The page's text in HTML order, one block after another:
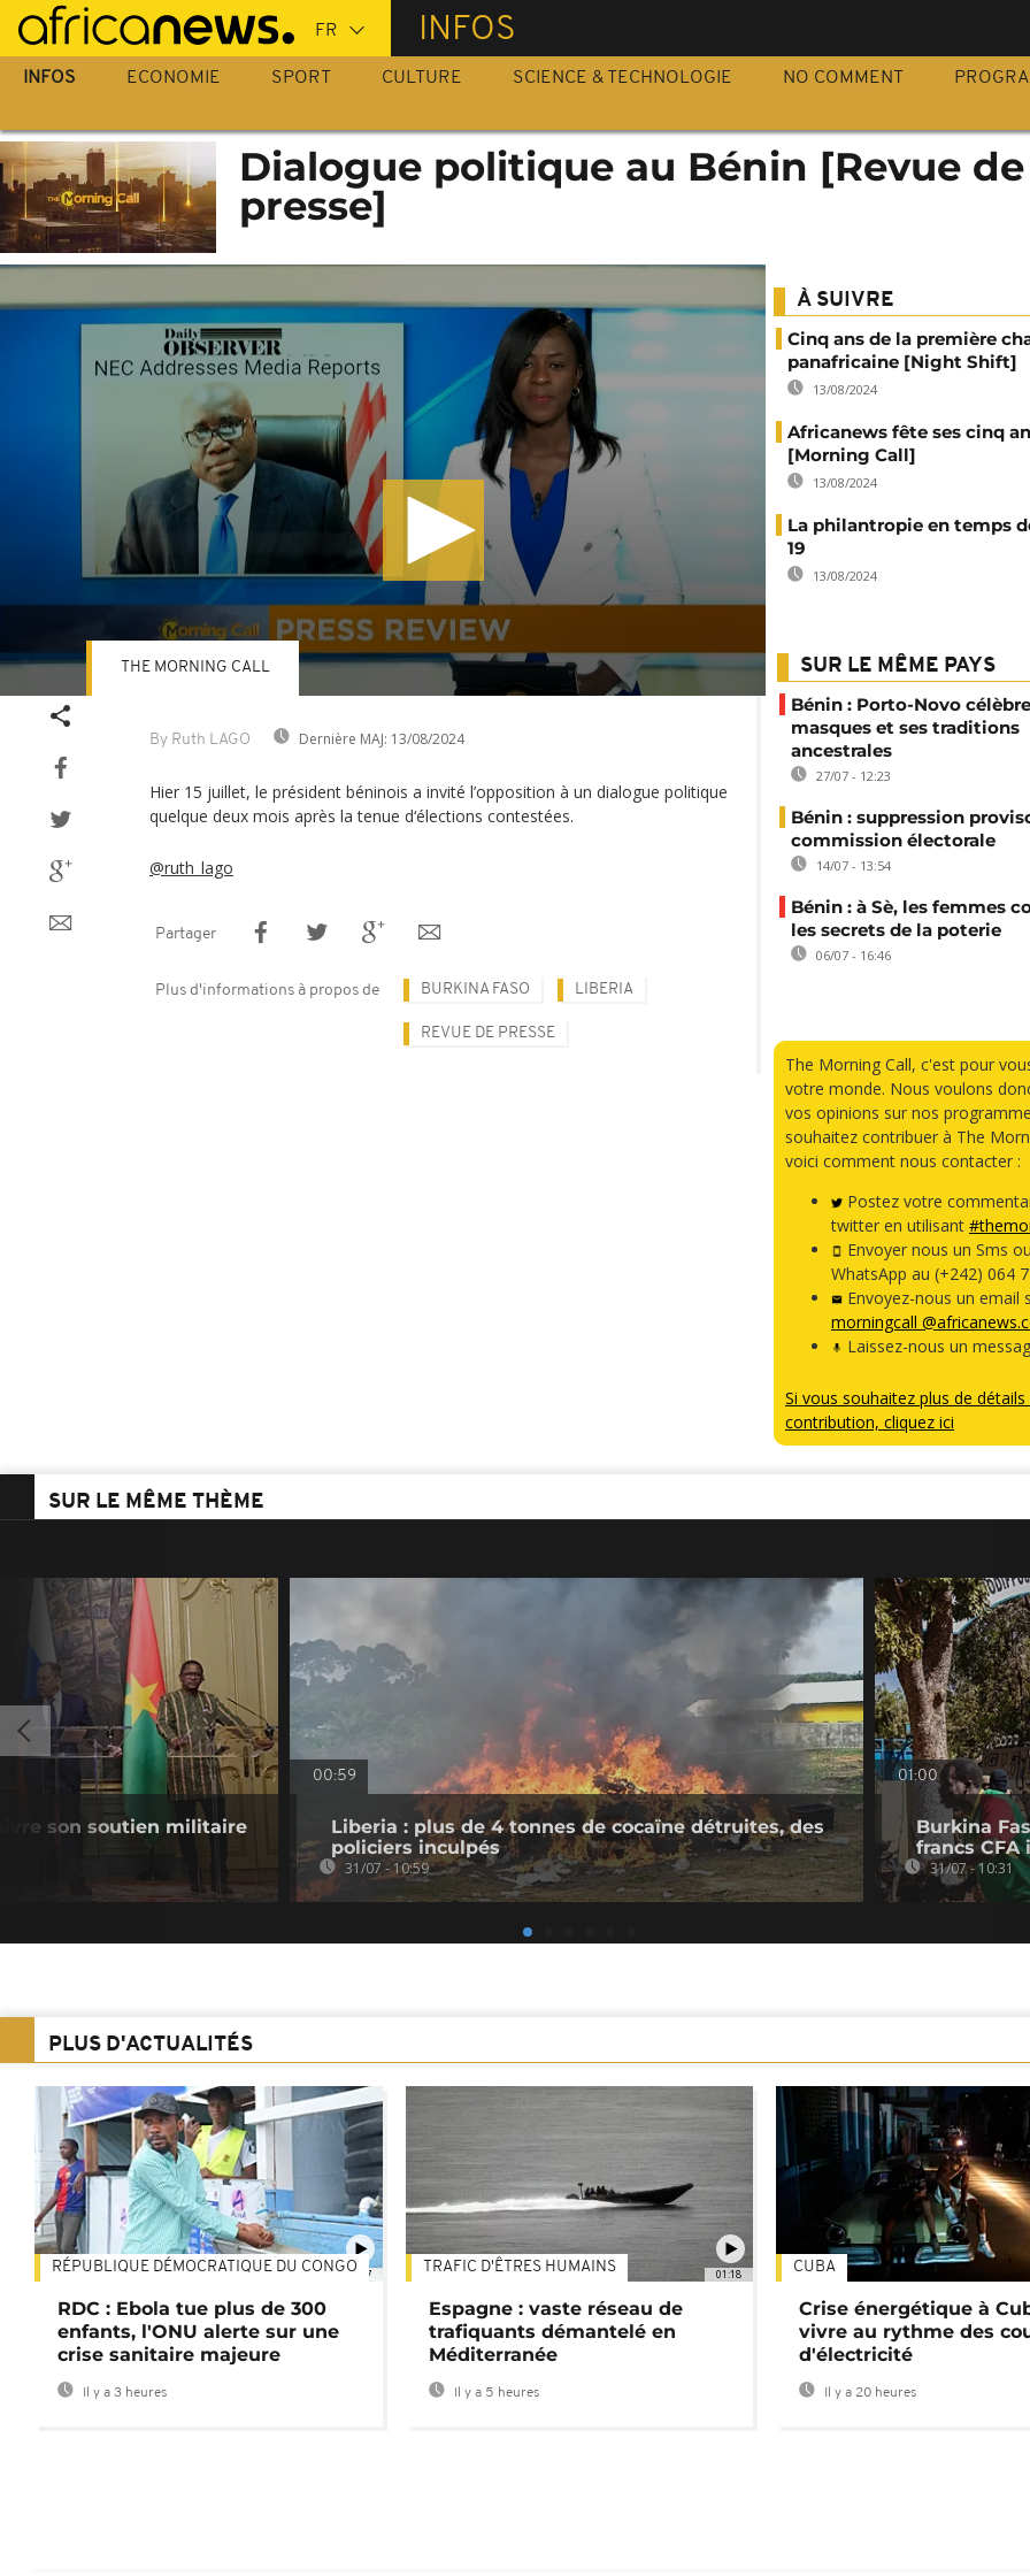
Passer
au
contenu
INFOS
INFOS ECONOMIE SPORT CULTURE SCIENCE & TECHNOLOGIE NO COMMENT
Dialogue politique au Bénin [Revue de
presse]
By Ruth LAGO Dernière MAJ: 13/08/2024
THE MORNING CALL
Hier 15 juillet, le président béninois a invité l’opposition à un dialogue politique
quelque deux mois après la tenue d‘élections contestées.
@ruth_lago
Partager
Plus d'informations à propos de BURKINA FASO LIBERIA
REVUE DE PRESSE
À SUIVRE
Cinq ans de la première
panafricaine [Night Shift]
13/08/2024
Africanews fête ses cinq
[Morning Call]
13/08/2024
La philantropie en temps
19
13/08/2024
SUR LE MÊME PAYS
Bénin : Porto-Novo
masques et ses traditions
ancestrales
27/07 - 12:23
Bénin : suppression
commission électorale
14/07 - 13:54
Bénin : à Sè, les femmes
les secrets de la poterie
06/07 - 16:46
The Morning Call, c'est pour
votre monde. Nous voulons
vos opinions sur nos
souhaitez contribuer à The
voici comment nous contacter :
Postez votre
twitter en utilisant
Envoyer nous un Sms ou
WhatsApp au (+242) 064
Envoyez-nous un email
morningcall
Laissez-nous un
Si vous souhaitez plus de détails
contribution, cliquez ici
SUR LE MÊME THÈME
son soutien militaire
00:59
Liberia : plus de 4 tonnes de cocaïne détruites, des
policiers inculpés
31/07 - 10:59
01:00
Burkina
francs CFA
31/07 - 10:31
PLUS D'ACTUALITÉS
01:47
RÉPUBLIQUE DÉMOCRATIQUE DU CONGO
RDC : Ebola tue plus de 300
enfants, l'ONU alerte sur une
crise sanitaire majeure
Il y a 3 heures
01:18
TRAFIC D'ÊTRES HUMAINS
Espagne : vaste réseau de
trafiquants démantelé en
Méditerranée
Il y a 5 heures
CUBA
Crise énergétique à
vivre au rythme des
d'électricité
Il y a 20 heures